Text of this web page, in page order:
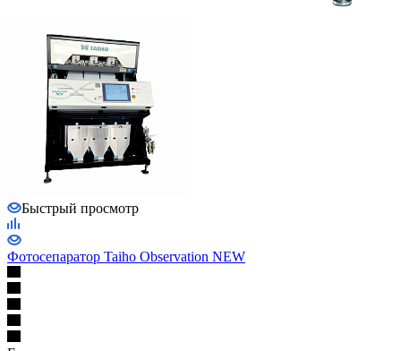
Быстрый просмотр
Фотосепаратор Taiho Observation NEW